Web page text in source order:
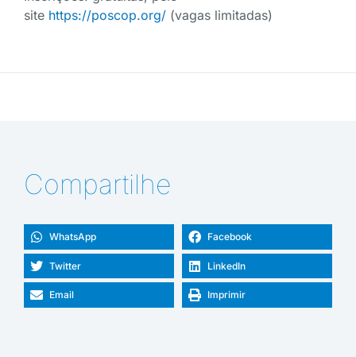
site https://poscop.org/ (vagas limitadas)
Compartilhe
WhatsApp Facebook
Twitter LinkedIn
Email Imprimir